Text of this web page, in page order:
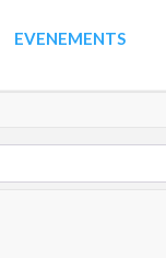
EVENEMENTS